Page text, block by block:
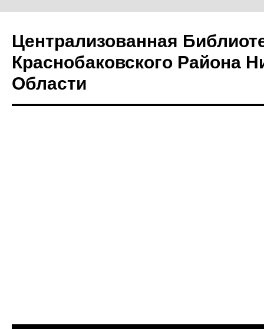
Централизованная
Краснобаковского Района
Области